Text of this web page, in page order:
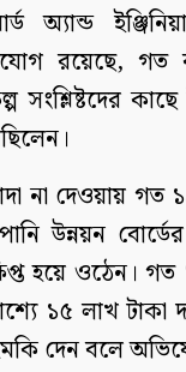
অ্যান্ড
রয়েছে, গত
না দেওয়ায় গত
উন্নয়ন
হয়ে ওঠেন। গত
১৫ লাখ টাকা
দেন বলে